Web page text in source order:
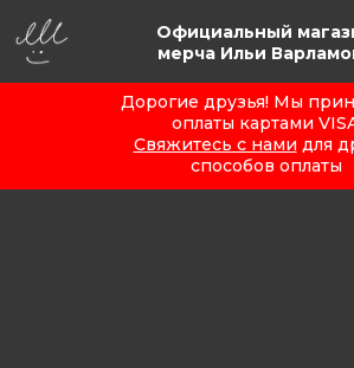
Официальный
мерча Ильи
Дорогие друзья! Мы
оплаты картами
Свяжитесь с нами для
способов оплаты